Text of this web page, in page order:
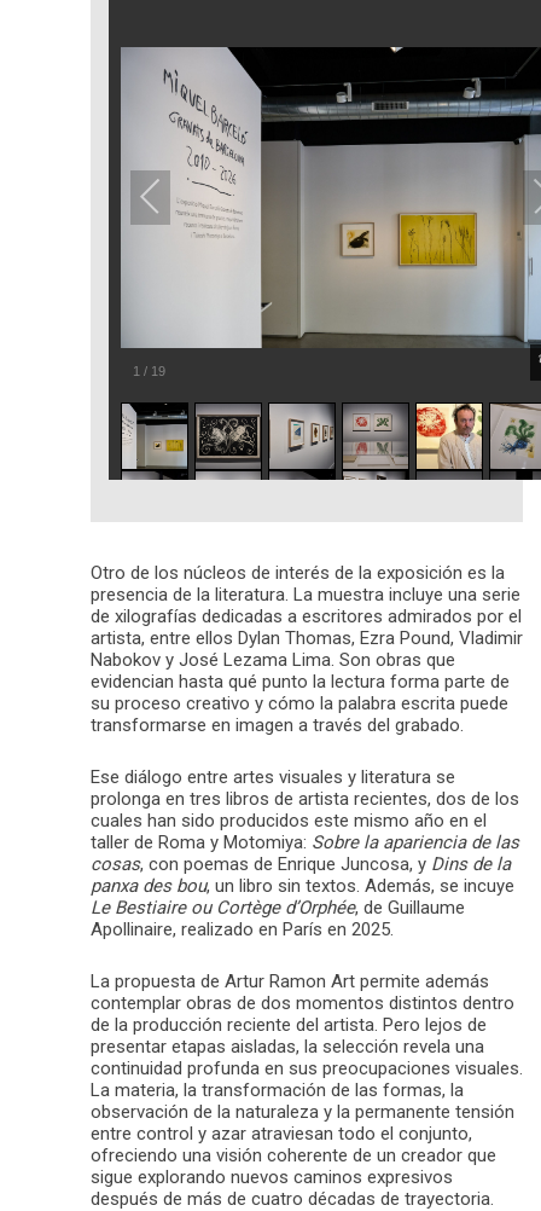
1 / 19
Otro de los núcleos de interés de la exposición es la
presencia de la literatura. La muestra incluye una serie
de xilografías dedicadas a escritores admirados por el
artista, entre ellos Dylan Thomas, Ezra Pound, Vladimir
Nabokov y José Lezama Lima. Son obras que
evidencian hasta qué punto la lectura forma parte de
su proceso creativo y cómo la palabra escrita puede
transformarse en imagen a través del grabado.
Ese diálogo entre artes visuales y literatura se
prolonga en tres libros de artista recientes, dos de los
cuales han sido producidos este mismo año en el
taller de Roma y Motomiya: Sobre la apariencia de las
cosas, con poemas de Enrique Juncosa, y Dins de la
panxa des bou, un libro sin textos. Además, se incuye
Le Bestiaire ou Cortège d’Orphée, de Guillaume
Apollinaire, realizado en París en 2025.
La propuesta de Artur Ramon Art permite además
contemplar obras de dos momentos distintos dentro
de la producción reciente del artista. Pero lejos de
presentar etapas aisladas, la selección revela una
continuidad profunda en sus preocupaciones visuales.
La materia, la transformación de las formas, la
observación de la naturaleza y la permanente tensión
entre control y azar atraviesan todo el conjunto,
ofreciendo una visión coherente de un creador que
sigue explorando nuevos caminos expresivos
después de más de cuatro décadas de trayectoria.